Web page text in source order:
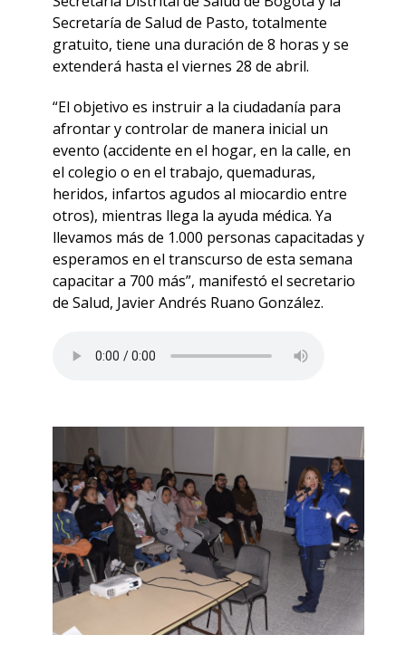
Secretaría de Salud de Pasto, totalmente
gratuito, tiene una duración de 8 horas y se
extenderá hasta el viernes 28 de abril.
“El objetivo es instruir a la ciudadanía para
afrontar y controlar de manera inicial un
evento (accidente en el hogar, en la calle, en
el colegio o en el trabajo, quemaduras,
heridos, infartos agudos al miocardio entre
otros), mientras llega la ayuda médica. Ya
llevamos más de 1.000 personas capacitadas y
esperamos en el transcurso de esta semana
capacitar a 700 más”, manifestó el secretario
de Salud, Javier Andrés Ruano González.